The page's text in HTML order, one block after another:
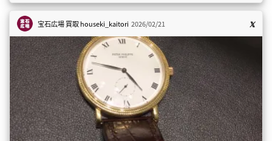
宝石広場 買取houseki_kaitori 2026/02/21